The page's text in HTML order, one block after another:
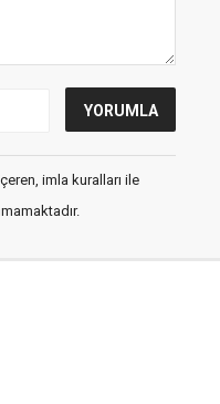
imla kuralları ile